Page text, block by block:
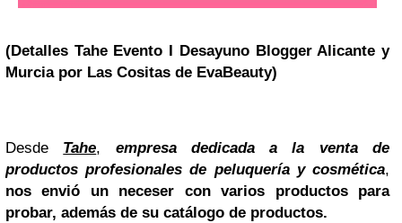
(Detalles Tahe Evento I Desayuno Blogger Alicante y
Murcia por Las Cositas de EvaBeauty)
Desde Tahe, empresa dedicada a la venta de
productos profesionales de peluquería y cosmética,
nos envió un neceser con varios productos para
probar, además de su catálogo de productos.